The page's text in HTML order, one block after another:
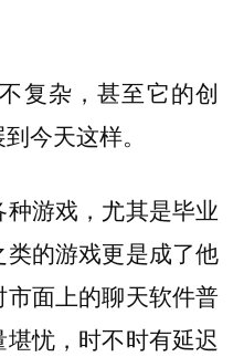
复杂，甚至它的创
今天这样。
游戏，尤其是毕业
的游戏更是成了他
面上的聊天软件普
忧，时不时有延迟